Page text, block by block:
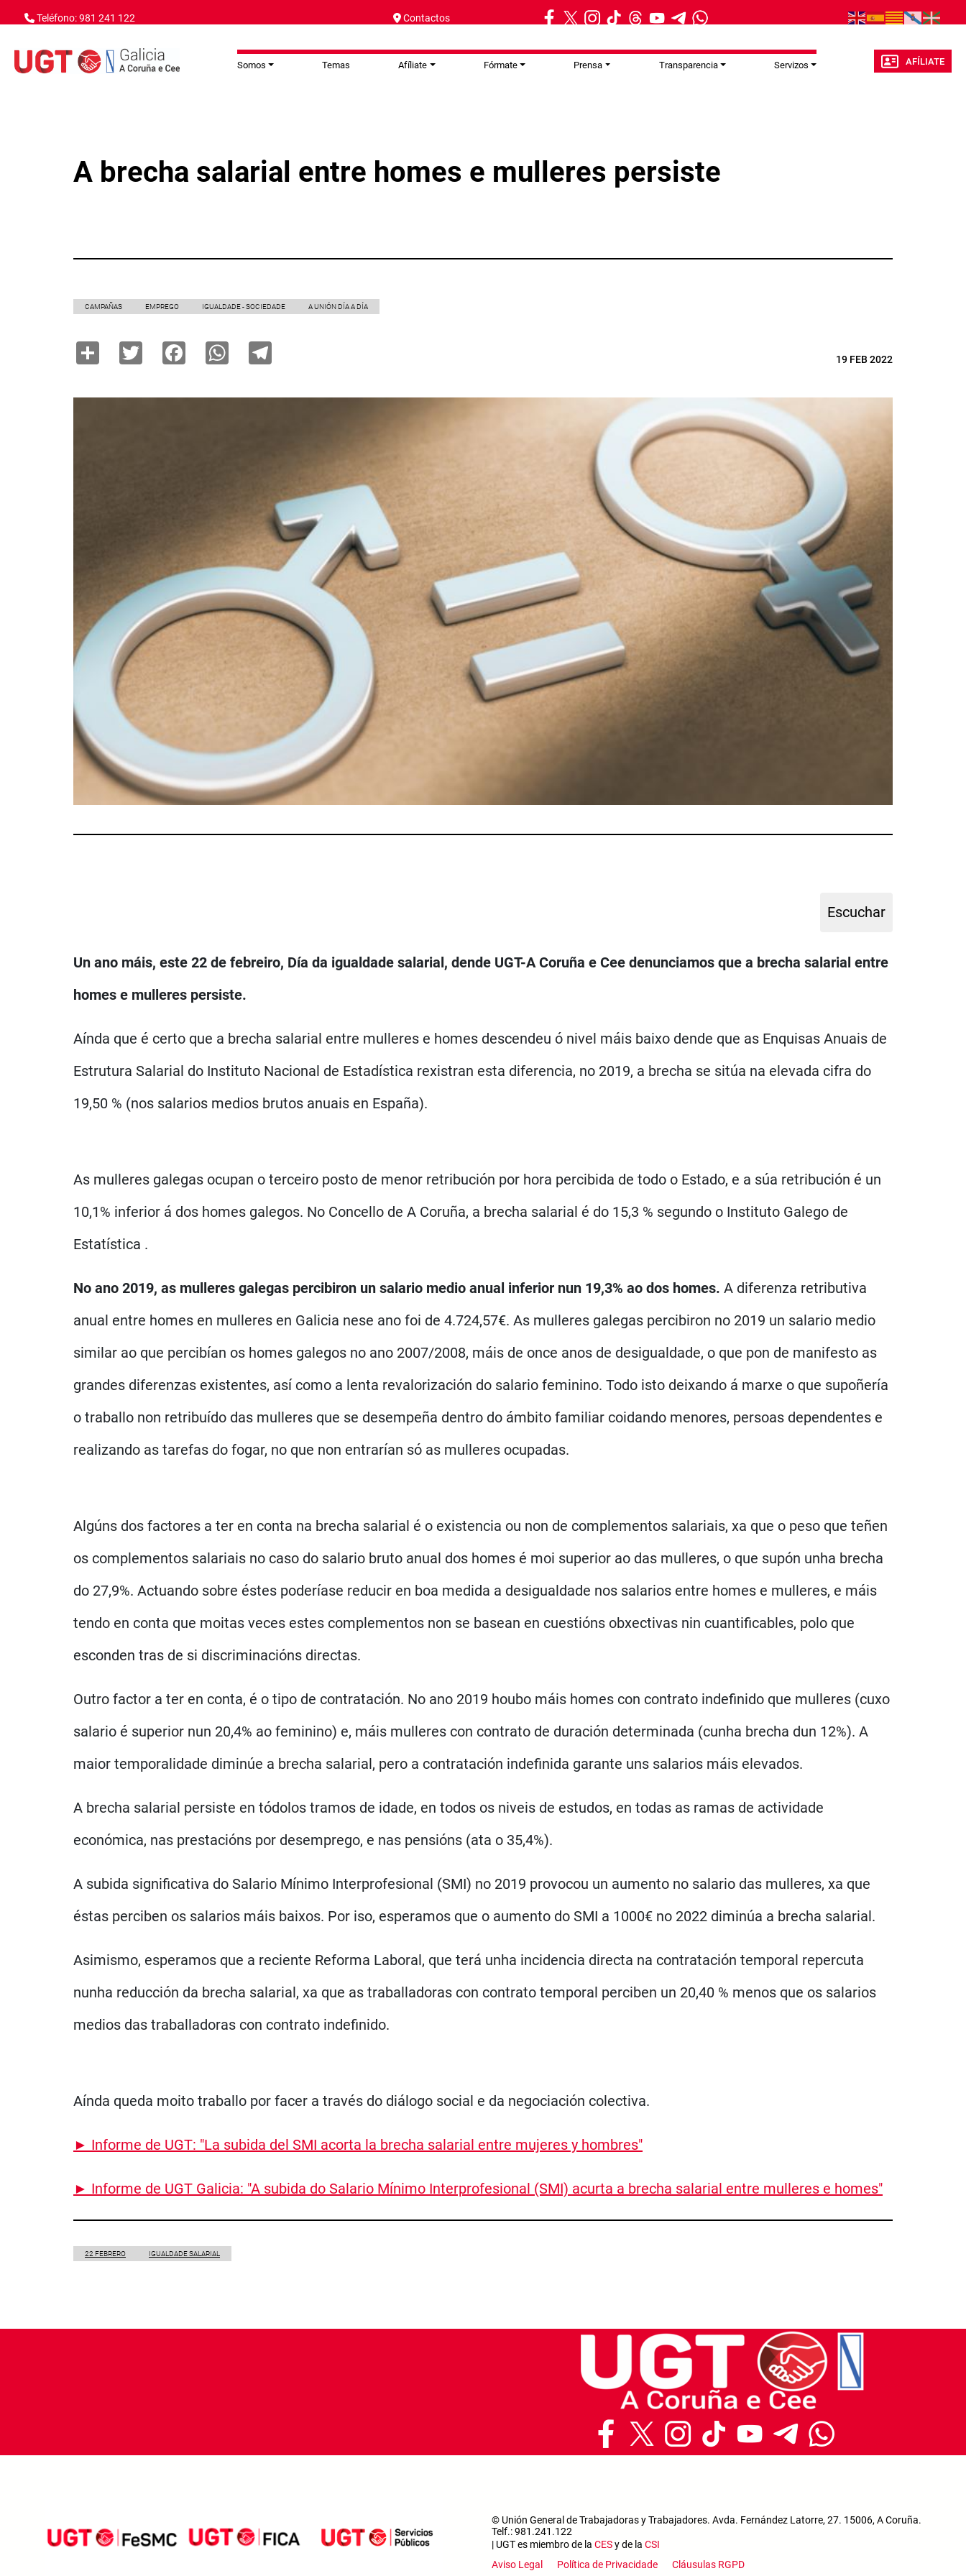
Teléfono: 981 241 122 Contactos
Somos Temas Afíliate Fórmate Prensa Transparencia Servizos AFÍLIATE
A brecha salarial entre homes e mulleres persiste
CAMPAÑAS EMPREGO IGUALDADE - SOCIEDADE A UNIÓN DÍA A DÍA
Share TwitterFacebookWhatsApp 19 FEB 2022
Un ano máis, este 22 de febreiro, Día da igualdade salarial, dende UGT-A Coruña e Cee denunciamos que a brecha salarial entre
homes e mulleres persiste.
Aínda que é certo que a brecha salarial entre mulleres e homes descendeu ó nivel máis baixo dende que as Enquisas Anuais de
Estrutura Salarial do Instituto Nacional de Estadística rexistran esta diferencia, no 2019, a brecha se sitúa na elevada cifra do
19,50 % (nos salarios medios brutos anuais en España).
As mulleres galegas ocupan o terceiro posto de menor retribución por hora percibida de todo o Estado, e a súa retribución é un
10,1% inferior á dos homes galegos. No Concello de A Coruña, a brecha salarial é do 15,3 % segundo o Instituto Galego de
Estatística .
No ano 2019, as mulleres galegas percibiron un salario medio anual inferior nun 19,3% ao dos homes. A diferenza retributiva
anual entre homes en mulleres en Galicia nese ano foi de 4.724,57€. As mulleres galegas percibiron no 2019 un salario medio
similar ao que percibían os homes galegos no ano 2007/2008, máis de once anos de desigualdade, o que pon de manifesto as
grandes diferenzas existentes, así como a lenta revalorización do salario feminino. Todo isto deixando á marxe o que supoñería
o traballo non retribuído das mulleres que se desempeña dentro do ámbito familiar coidando menores, persoas dependentes e
realizando as tarefas do fogar, no que non entrarían só as mulleres ocupadas.
Algúns dos factores a ter en conta na brecha salarial é o existencia ou non de complementos salariais, xa que o peso que teñen
os complementos salariais no caso do salario bruto anual dos homes é moi superior ao das mulleres, o que supón unha brecha
do 27,9%. Actuando sobre éstes poderíase reducir en boa medida a desigualdade nos salarios entre homes e mulleres, e máis
tendo en conta que moitas veces estes complementos non se basean en cuestións obxectivas nin cuantificables, polo que
esconden tras de si discriminacións directas.
Outro factor a ter en conta, é o tipo de contratación. No ano 2019 houbo máis homes con contrato indefinido que mulleres (cuxo
salario é superior nun 20,4% ao feminino) e, máis mulleres con contrato de duración determinada (cunha brecha dun 12%). A
maior temporalidade diminúe a brecha salarial, pero a contratación indefinida garante uns salarios máis elevados.
A brecha salarial persiste en tódolos tramos de idade, en todos os niveis de estudos, en todas as ramas de actividade
económica, nas prestacións por desemprego, e nas pensións (ata o 35,4%).
A subida significativa do Salario Mínimo Interprofesional (SMI) no 2019 provocou un aumento no salario das mulleres, xa que
éstas perciben os salarios máis baixos. Por iso, esperamos que o aumento do SMI a 1000€ no 2022 diminúa a brecha salarial.
Asimismo, esperamos que a reciente Reforma Laboral, que terá unha incidencia directa na contratación temporal repercuta
nunha reducción da brecha salarial, xa que as traballadoras con contrato temporal perciben un 20,40 % menos que os salarios
medios das traballadoras con contrato indefinido.
Aínda queda moito traballo por facer a través do diálogo social e da negociación colectiva.
► Informe de UGT: "La subida del SMI acorta la brecha salarial entre mujeres y hombres"
► Informe de UGT Galicia: "A subida do Salario Mínimo Interprofesional (SMI) acurta a brecha salarial entre mulleres e homes"
22 FEBRERO IGUALDADE SALARIAL
© Unión General de Trabajadoras y Trabajadores. Avda. Fernández Latorre, 27. 15006, A Coruña.
Telf.: 981.241.122
| UGT es miembro de la CESy de la CSI
Aviso Legal Política de Privacidade Cláusulas RGPD